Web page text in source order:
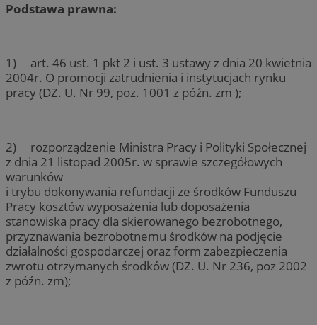
Podstawa prawna:
1) art. 46 ust. 1 pkt 2 i ust. 3 ustawy z dnia 20 kwietnia
2004r. O promocji zatrudnienia i instytucjach rynku
pracy (DZ. U. Nr 99, poz. 1001 z późn. zm );
2) rozporządzenie Ministra Pracy i Polityki Społecznej
z dnia 21 listopad 2005r. w sprawie szczegółowych
warunków
i trybu dokonywania refundacji ze środków Funduszu
Pracy kosztów wyposażenia lub doposażenia
stanowiska pracy dla skierowanego bezrobotnego,
przyznawania bezrobotnemu środków na podjęcie
działalności gospodarczej oraz form zabezpieczenia
zwrotu otrzymanych środków (DZ. U. Nr 236, poz 2002
z późn. zm);